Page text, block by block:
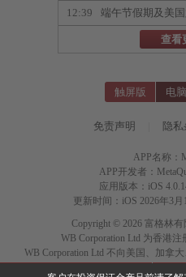
12:39 端午节假期及美
查看
触屏版 电
免责声明 隐
APP名称：
APP开发者：
应用版本：iOS
更新时间：iOS 2026年3
Copyright © 2026 富格林
WB Corporation Ltd 为香港
WB Corporation Ltd 不向美国、加拿